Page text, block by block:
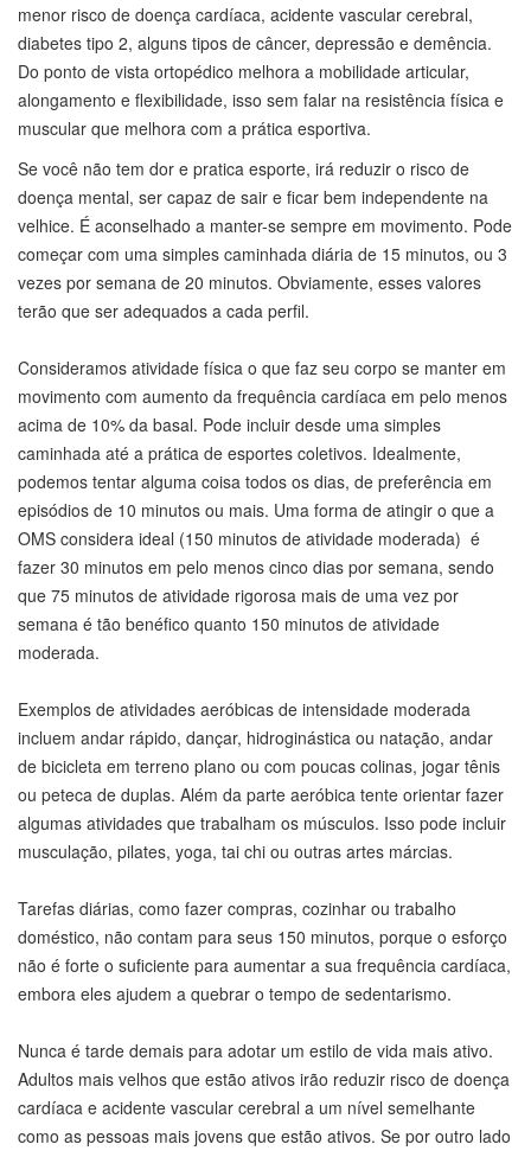
menor risco de doença cardíaca, acidente vascular cerebral,
diabetes tipo 2, alguns tipos de câncer, depressão e demência.
Do ponto de vista ortopédico melhora a mobilidade articular,
alongamento e flexibilidade, isso sem falar na resistência física e
muscular que melhora com a prática esportiva.
Se você não tem dor e pratica esporte, irá reduzir o risco de
doença mental, ser capaz de sair e ficar bem independente na
velhice. É aconselhado a manter-se sempre em movimento. Pode
começar com uma simples caminhada diária de 15 minutos, ou 3
vezes por semana de 20 minutos. Obviamente, esses valores
terão que ser adequados a cada perfil.
Consideramos atividade física o que faz seu corpo se manter em
movimento com aumento da frequência cardíaca em pelo menos
acima de 10% da basal. Pode incluir desde uma simples
caminhada até a prática de esportes coletivos. Idealmente,
podemos tentar alguma coisa todos os dias, de preferência em
episódios de 10 minutos ou mais. Uma forma de atingir o que a
OMS considera ideal (150 minutos de atividade moderada) é
fazer 30 minutos em pelo menos cinco dias por semana, sendo
que 75 minutos de atividade rigorosa mais de uma vez por
semana é tão benéfico quanto 150 minutos de atividade
moderada.
Exemplos de atividades aeróbicas de intensidade moderada
incluem andar rápido, dançar, hidroginástica ou natação, andar
de bicicleta em terreno plano ou com poucas colinas, jogar tênis
ou peteca de duplas. Além da parte aeróbica tente orientar fazer
algumas atividades que trabalham os músculos. Isso pode incluir
musculação, pilates, yoga, tai chi ou outras artes márcias.
Tarefas diárias, como fazer compras, cozinhar ou trabalho
doméstico, não contam para seus 150 minutos, porque o esforço
não é forte o suficiente para aumentar a sua frequência cardíaca,
embora eles ajudem a quebrar o tempo de sedentarismo.
Nunca é tarde demais para adotar um estilo de vida mais ativo.
Adultos mais velhos que estão ativos irão reduzir risco de doença
cardíaca e acidente vascular cerebral a um nível semelhante
como as pessoas mais jovens que estão ativos. Se por outro lado